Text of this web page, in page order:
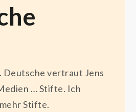
Deutsche vertraut Jens
… Stifte. Ich
Stifte.